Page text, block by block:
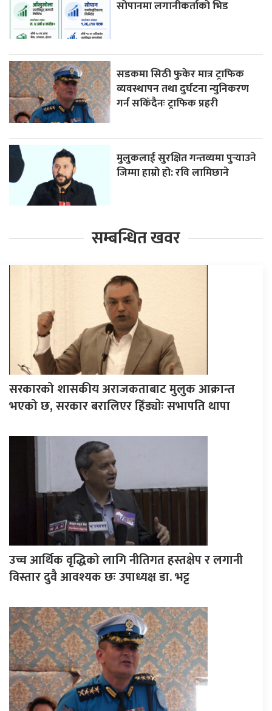
सोपानमा लगानीकर्ताको भिड
सडकमा सिठी फुकेर मात्र ट्राफिक
व्यवस्थापन तथा दुर्घटना न्युनिकरण
गर्न सकिँदैनः ट्राफिक प्रहरी
मुलुकलाई सुरक्षित गन्तव्यमा पुर्‍याउने
जिम्मा हाम्रो हो: रवि लामिछाने
सम्बन्धित खवर
सरकारको शासकीय अराजकताबाट मुलुक आक्रान्त
भएको छ, सरकार बरालिएर हिँड्याेः सभापति थापा
उच्च आर्थिक वृद्धिको लागि नीतिगत हस्तक्षेप र लगानी
विस्तार दुवै आवश्यक छः उपाध्यक्ष डा. भट्ट